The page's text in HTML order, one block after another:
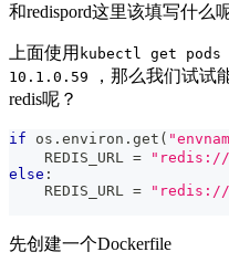
和redispord这里该填写什么
上面使用 kubectl get pods
10.1.0.59
，那么我们试试
redis呢？
if os . environ . get (
    REDIS_URL
=
else :
    REDIS_URL
=
先创建一个Dockerfile